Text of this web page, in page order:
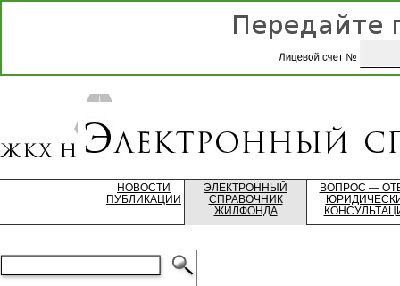
НОВОСТИ
ПУБЛИКАЦИИ
ЭЛЕКТРОННЫЙ
СПРАВОЧНИК
ЖИЛФОНДА
ВОПРОС —